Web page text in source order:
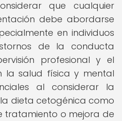
que cualquier
debe abordarse
en individuos
de la conducta
profesional y el
la salud física y mental
al considerar la
dieta cetogénica como
tratamiento o mejora de